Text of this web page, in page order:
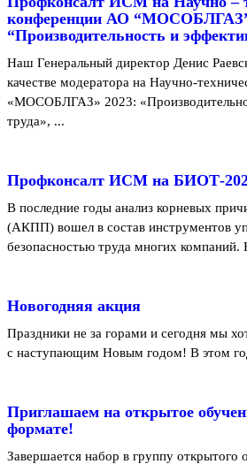
конференции АО
“Производительность и
Наш Генеральный директор Денис
качестве модератора на Научно-
«МОСОБЛГАЗ» 2023:
труда», ...
Профконсалт ИСМ на БИОТ-
В последние годы анализ корневых
(АКПП) вошел в состав инструментов
безопасностью труда многих компаний.
Новогодняя акция
Праздники не за горами и сегодня мы
с наступающим Новым годом! В этом
Приглашаем на открытое
формате!
Завершается набор в группу открытого